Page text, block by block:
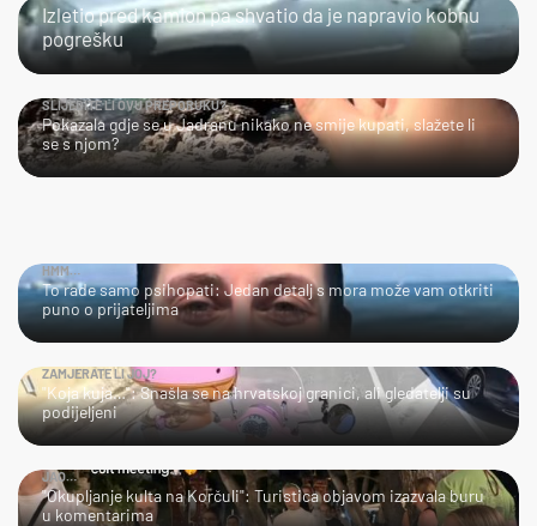
Izletio pred kamion pa shvatio da je napravio kobnu
pogrešku
SLIJEDITE LI OVU PREPORUKU?
Pokazala gdje se u Jadranu nikako ne smije kupati, slažete li
se s njom?
HMM…
To rade samo psihopati: Jedan detalj s mora može vam otkriti
puno o prijateljima
ZAMJERATE LI JOJ?
"Koja kuja…": Snašla se na hrvatskoj granici, ali gledatelji su
podijeljeni
JAO…
"Okupljanje kulta na Korčuli": Turistica objavom izazvala buru
u komentarima